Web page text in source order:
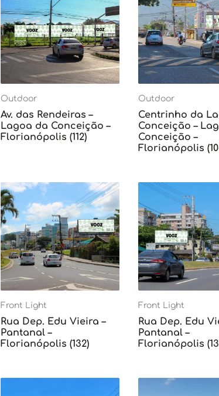
Outdoor
Av. das Rendeiras –
Lagoa da Conceição –
Florianópolis (112)
Outdoor
Centrinho da
Conceição –
Conceição –
Florianópolis
Front Light
Rua Dep. Edu Vieira –
Pantanal –
Florianópolis (132)
Front Light
Rua Dep. Edu
Pantanal –
Florianópolis